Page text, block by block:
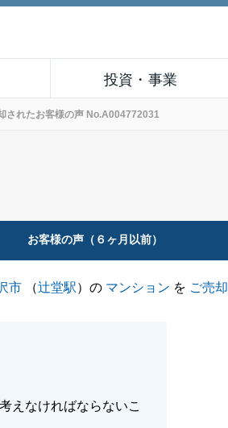
投資・事業
されたお客様の声 No.A004772031
お客様の声（６ヶ月以前）
市 （辻堂駅）の マンション を ご売却
えなければならないこ